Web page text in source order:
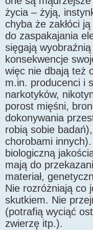
życia – żyją,
chyba że zakłóci
do zaspakajania
sięgają
konsekwencje
więc nie dbają też
m.in. producenci i
narkotyków,
porost mięśni,
dokonywania
robią sobie
chorobami
biologiczną
mają do
materiał,
Nie rozróżniają co
skutkiem. Nie
(potrafią wyciąć
zwierzę itp.).